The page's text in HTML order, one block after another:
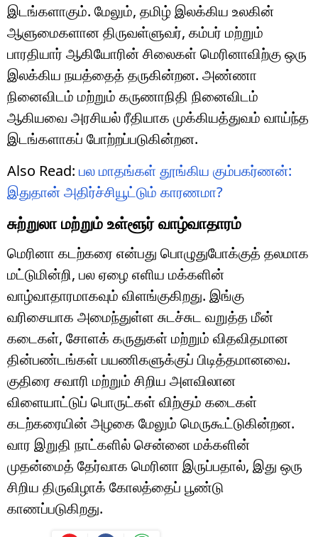
இடங்களாகும். மேலும், தமிழ் இலக்கிய உலகின்
ஆளுமைகளான திருவள்ளுவர், கம்பர் மற்றும்
பாரதியார் ஆகியோரின் சிலைகள் மெரினாவிற்கு ஒரு
இலக்கிய நயத்தைத் தருகின்றன. அண்ணா
நினைவிடம் மற்றும் கருணாநிதி நினைவிடம்
ஆகியவை அரசியல் ரீதியாக முக்கியத்துவம் வாய்ந்த
இடங்களாகப் போற்றப்படுகின்றன.
Also Read: பல மாதங்கள் தூங்கிய கும்பகர்ணன்:
இதுதான் அதிர்ச்சியூட்டும் காரணமா?
சுற்றுலா மற்றும் உள்ளூர் வாழ்வாதாரம்
மெரினா கடற்கரை என்பது பொழுதுபோக்குத் தலமாக
மட்டுமின்றி, பல ஏழை எளிய மக்களின்
வாழ்வாதாரமாகவும் விளங்குகிறது. இங்கு
வரிசையாக அமைந்துள்ள சுடச்சுட வறுத்த மீன்
கடைகள், சோளக் கருதுகள் மற்றும் விதவிதமான
தின்பண்டங்கள் பயணிகளுக்குப் பிடித்தமானவை.
குதிரை சவாரி மற்றும் சிறிய அளவிலான
விளையாட்டுப் பொருட்கள் விற்கும் கடைகள்
கடற்கரையின் அழகை மேலும் மெருகூட்டுகின்றன.
வார இறுதி நாட்களில் சென்னை மக்களின்
முதன்மைத் தேர்வாக மெரினா இருப்பதால், இது ஒரு
சிறிய திருவிழாக் கோலத்தைப் பூண்டு
காணப்படுகிறது.